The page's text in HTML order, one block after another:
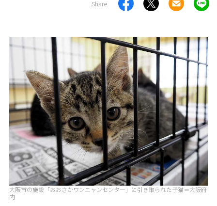
Share
大阪市の施設「おおさかワンニャンセンター」に引き取られた子猫＝大阪府
内